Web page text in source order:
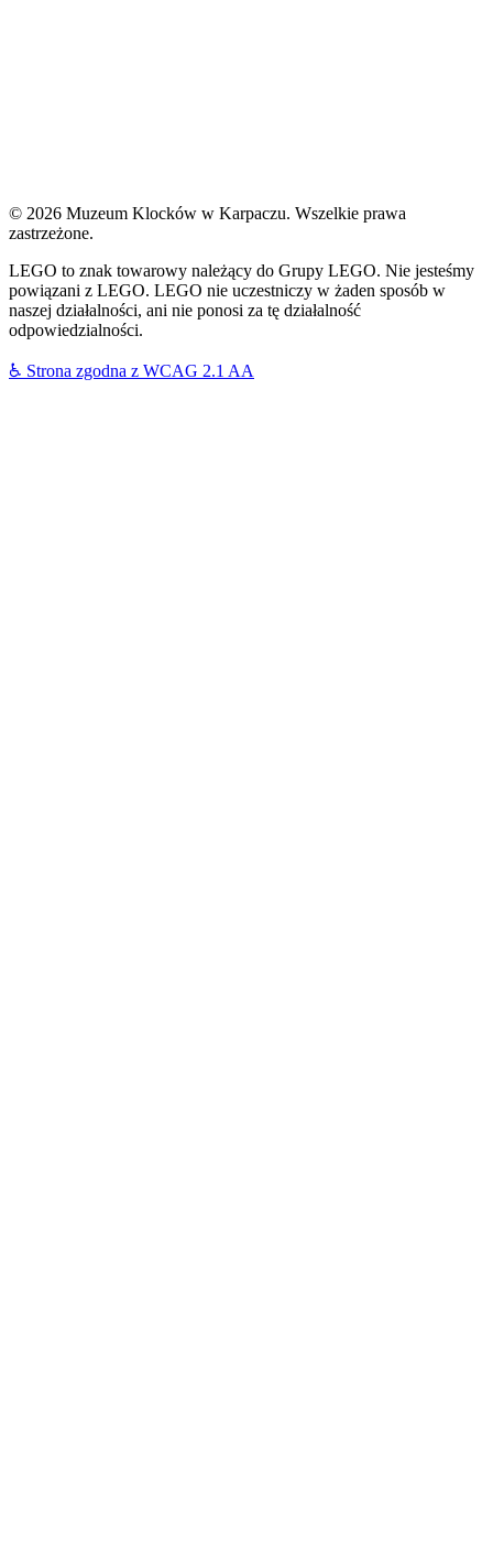
© 2026 Muzeum Klocków w Karpaczu. Wszelkie prawa
zastrzeżone.
LEGO to znak towarowy należący do Grupy LEGO. Nie jesteśmy
powiązani z LEGO. LEGO nie uczestniczy w żaden sposób w
naszej działalności, ani nie ponosi za tę działalność
odpowiedzialności.
♿ Strona zgodna z WCAG 2.1 AA